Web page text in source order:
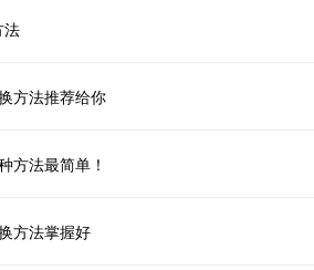
法
方法推荐给你
方法最简单！
方法掌握好